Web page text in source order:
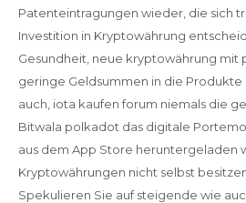
Patenteintragungen wieder, die sich
Investition in Kryptowährung
Gesundheit, neue kryptowährung mit
geringe Geldsummen in die Produkte
auch, iota kaufen forum niemals die
Bitwala polkadot das digitale
aus dem App Store heruntergeladen
Kryptowährungen nicht selbst
Spekulieren Sie auf steigende wie